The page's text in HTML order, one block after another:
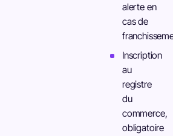
alerte en
cas de
Inscription
au
registre
du
commerce,
obligatoire